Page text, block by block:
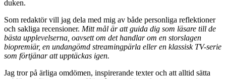
duken.
Som redaktör vill jag dela med mig av både personliga reflektioner
och sakliga recensioner. Mitt mål är att guida dig som läsare till de
bästa upplevelserna, oavsett om det handlar om en storslagen
biopremiär, en undangömd streamingpärla eller en klassisk TV-serie
som förtjänar att upptäckas igen.
Jag tror på ärliga omdömen, inspirerande texter och att alltid sätta